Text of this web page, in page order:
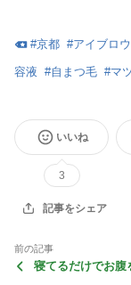
#京都 #アイブロウ
容液 #自まつ毛 #マ
いいね
3
記事をシェア
前の記事
寝てるだけでお腹